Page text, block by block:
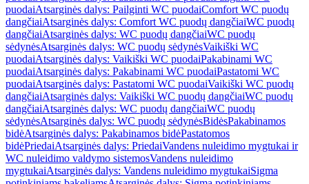
puodaiAtsarginės dalys: Pailginti WC puodaiComfort WC puodų
dangčiaiAtsarginės dalys: Comfort WC puodų dangčiaiWC puodų
dangčiaiAtsarginės dalys: WC puodų dangčiaiWC puodų
sėdynėsAtsarginės dalys: WC puodų sėdynėsVaikiški WC
puodaiAtsarginės dalys: Vaikiški WC puodaiPakabinami WC
puodaiAtsarginės dalys: Pakabinami WC puodaiPastatomi WC
puodaiAtsarginės dalys: Pastatomi WC puodaiVaikiški WC puodų
dangčiaiAtsarginės dalys: Vaikiški WC puodų dangčiaiWC puodų
dangčiaiAtsarginės dalys: WC puodų dangčiaiWC puodų
sėdynėsAtsarginės dalys: WC puodų sėdynėsBidėsPakabinamos
bidėAtsarginės dalys: Pakabinamos bidėPastatomos
bidėPriedaiAtsarginės dalys: PriedaiVandens nuleidimo mygtukai ir
WC nuleidimo valdymo sistemosVandens nuleidimo
mygtukaiAtsarginės dalys: Vandens nuleidimo mygtukaiSigma